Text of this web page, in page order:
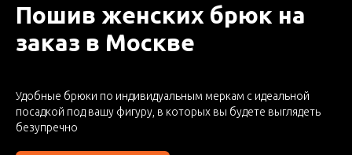
Пошив женских брюк на
заказ в Москве
Удобные брюки по индивидуальным меркам с идеальной
посадкой под вашу фигуру, в которых вы будете выглядеть
безупречно